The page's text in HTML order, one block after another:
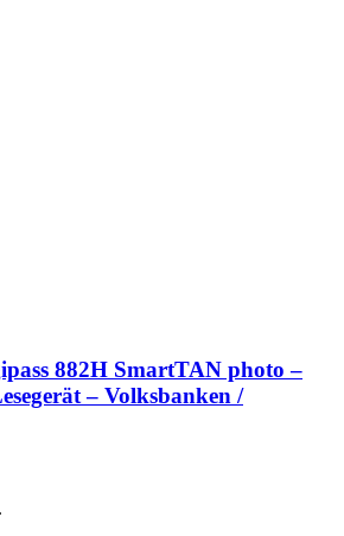
882H SmartTAN photo –
– Volksbanken /